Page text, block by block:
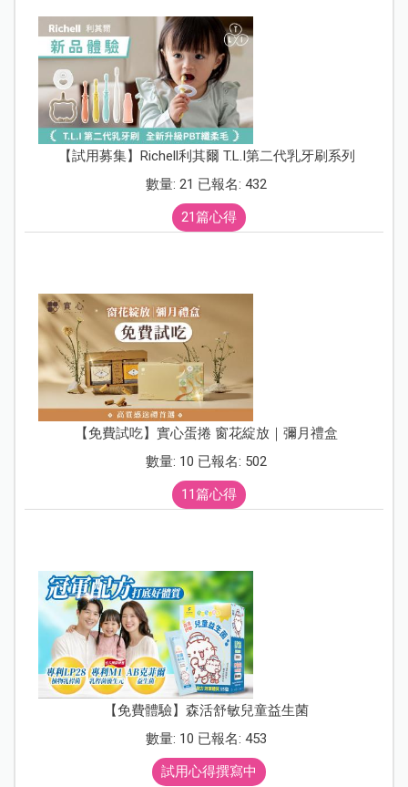
【試用募集】Richell利其爾 T.L.I第二代乳牙刷系列
數量: 21 已報名: 432
21篇心得
【免費試吃】實心蛋捲 窗花綻放｜彌月禮盒
數量: 10 已報名: 502
11篇心得
【免費體驗】森活舒敏兒童益生菌
數量: 10 已報名: 453
試用心得撰寫中